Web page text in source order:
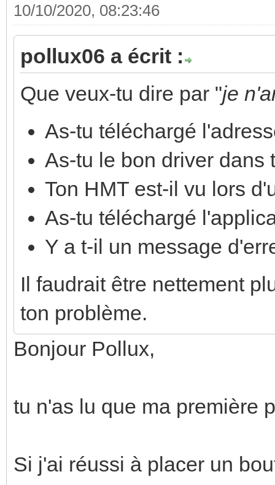
10/10/2020, 08:23:46
pollux06 a écrit :
Que veux-tu dire par "je
As-tu téléchargé
As-tu le bon driver dans
Ton HMT est-il vu lors
As-tu téléchargé
Y a t-il un message
Il faudrait être nettement
ton problème.
Bonjour Pollux,
tu n'as lu que ma première
Si j'ai réussi à placer un